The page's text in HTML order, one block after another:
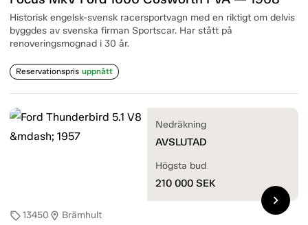
Historisk engelsk-svensk racersportvagn med en riktigt om delvis
byggdes av svenska firman Sportscar. Har stått på
renoveringsmognad i 30 år.
Reservationspris uppnått
sell13450 location_on Brämhult
Nedräkning
AVSLUTAD
Högsta bud
210 000 SEK
chevron_right